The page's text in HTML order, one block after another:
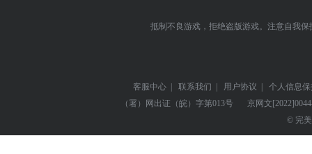
抵制不良游戏，拒绝盗版游戏。注意自我
客服中心 | 联系我们 | 用户协议 |
个人信息
（署）网出证（皖）字第013号
京网文
© 完美